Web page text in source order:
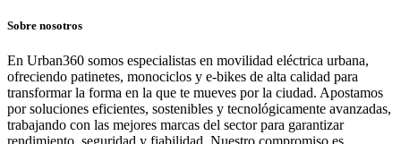
Sobre nosotros
En Urban360 somos especialistas en movilidad eléctrica urbana,
ofreciendo patinetes, monociclos y e-bikes de alta calidad para
transformar la forma en la que te mueves por la ciudad. Apostamos
por soluciones eficientes, sostenibles y tecnológicamente avanzadas,
trabajando con las mejores marcas del sector para garantizar